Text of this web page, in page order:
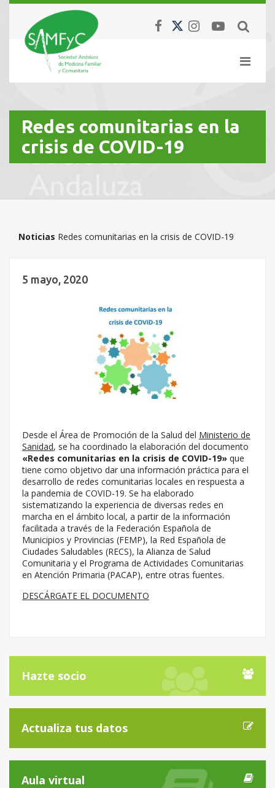
Redes comunitarias en la
crisis de COVID-19
Noticias Redes comunitarias en la crisis de COVID-19
5 mayo, 2020
Desde el Área de Promoción de la Salud del Ministerio de
Sanidad, se ha coordinado la elaboración del documento
«Redes comunitarias en la crisis de COVID-19» que
tiene como objetivo dar una información práctica para el
desarrollo de redes comunitarias locales en respuesta a
la pandemia de COVID-19. Se ha elaborado
sistematizando la experiencia de diversas redes en
marcha en el ámbito local, a partir de la información
facilitada a través de la Federación Española de
Municipios y Provincias (FEMP), la Red Española de
Ciudades Saludables (RECS), la Alianza de Salud
Comunitaria y el Programa de Actividades Comunitarias
en Atención Primaria (PACAP), entre otras fuentes.
DESCÁRGATE EL DOCUMENTO
Hazte socio
Actualiza tus datos
Aula virtual